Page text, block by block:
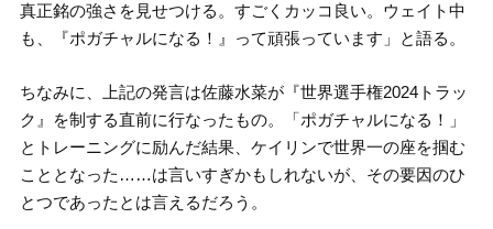
真正銘の強さを見せつける。すごくカッコ良い。ウェイト中
も、『ポガチャルになる！』って頑張っています」と語る。
ちなみに、上記の発言は佐藤水菜が『世界選手権2024トラッ
ク』を制する直前に行なったもの。「ポガチャルになる！」
とトレーニングに励んだ結果、ケイリンで世界一の座を掴む
こととなった……は言いすぎかもしれないが、その要因のひ
とつであったとは言えるだろう。